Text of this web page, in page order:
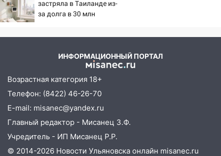
12:01
Пьяная женщина сбила
Федерации: возбуждено уголовное дело
В Ульяновске ищут 37-летнего
мужчину, пропавшего ещё 19 июля
10:30 От мотофристайла до прогулки с
хаски: куда сходить в Ульяновской
области 8–9 августа
10:11 Директора ульяновской
«Нефтяной топливной компании» будут
судить за неуплату 48,4 млн рублей
застряла в Таиланде из-
за долга в 30 млн
ИНФОРМАЦИОННЫЙ ПОРТАЛ
Возрастная категория 18+
Телефон: (8422) 46-26-70
E-mail: misanec@yandex.ru
Главный редактор - Мисанец З.Ф.
Учредитель - ИП Мисанец Р.Р.
© 2014-2026 Новости Ульяновска онлайн misanec.ru